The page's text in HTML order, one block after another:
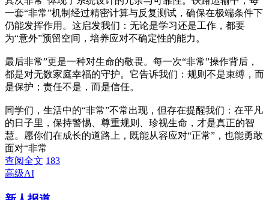
一套“非常”机制经过精密计算与反复测试，确保在极端条件下
仍能发挥作用。这启发我们：无论是学习还是工作，都要
为“意外”预留空间，培养应对不确定性的能力。
最后非常”更是一种对生命的敬畏。每一次“非常”操作背后，
都是对无数家庭幸福的守护。它告诉我们：规则不是束缚，而
是保护；责任不是，而是信任。
同学们，生活中的“非常”不常出现，但存在提醒我们：在平凡
的日子里，保持警惕、尊重规则、珍视生命，才是真正的智
慧。愿你们在成长的道路上，既能从容应对“正常”，也能勇敢
面对“非常
查阅全文 183
高级AI